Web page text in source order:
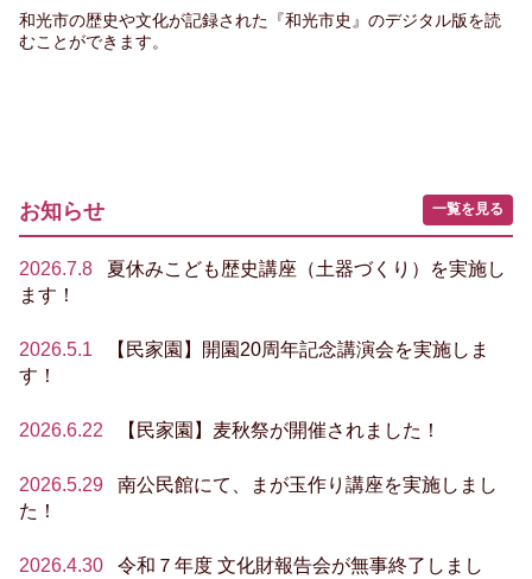
和光市の歴史や文化が記録された『和光市史』のデジタル版を読
むことができます。
お知らせ 一覧を見る
2026.7.8
夏休みこども歴史講座（土器づくり）を実施し
ます！
2026.5.1
【民家園】開園20周年記念講演会を実施しま
す！
2026.6.22 【民家園】麦秋祭が開催されました！
2026.5.29
南公民館にて、まが玉作り講座を実施しまし
た！
2026.4.30
令和７年度 文化財報告会が無事終了しまし